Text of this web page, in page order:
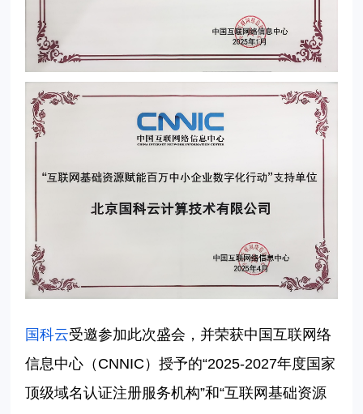
国科云受邀参加此次盛会，并荣获中国互联网络
信息中心（CNNIC）授予的“2025-2027年度国家
顶级域名认证注册服务机构”和“互联网基础资源